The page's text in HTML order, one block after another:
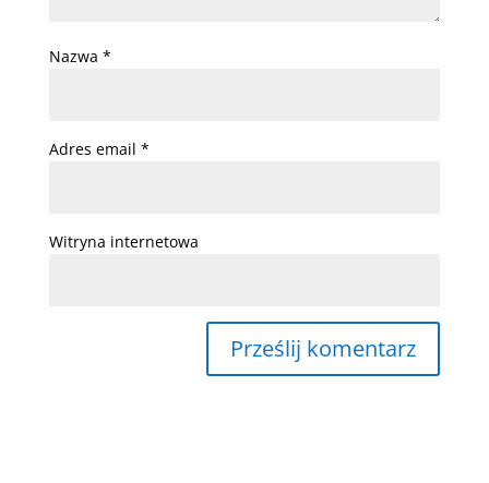
Nazwa *
Adres email *
Witryna internetowa